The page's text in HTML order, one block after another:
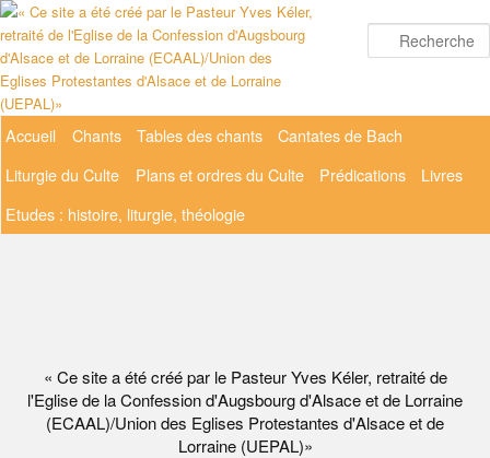
Aller
au
contenu
principal
« Ce site a été créé par le Pasteur Yves Kéler, retraité de
l'Eglise de la Confession d'Augsbourg d'Alsace et de Lorraine
(ECAAL)/Union des Eglises Protestantes d'Alsace et de
Lorraine (UEPAL)»
Menu
Accueil Chants Tables des chants
Cantates de Bach
Liturgie du Culte
Plans et ordres du Culte Prédications
Livres
Etudes : histoire, liturgie, théologie